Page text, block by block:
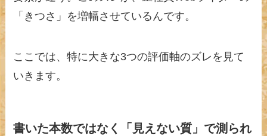
「きつさ」を増幅させているんです。
ここでは、特に大きな3つの評価軸のズレを見て
いきます。
書いた本数ではなく「見えない質」で測られ